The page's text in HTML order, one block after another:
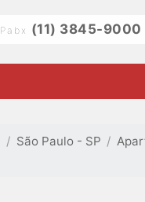
Pabx (11) 3845-9000
São Paulo - SP